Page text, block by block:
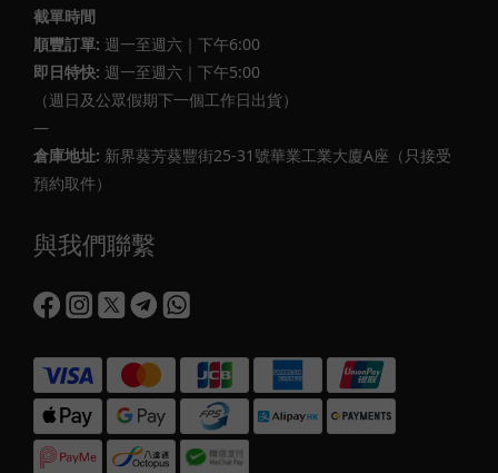
截單時間
順豐訂單: 週一至週六｜下午6:00
即日特快: 週一至週六｜下午5:00
（週日及公眾假期下一個工作日出貨）
—
倉庫地址: 新界葵芳葵豐街25-31號華業工業大廈A座（只接受
預約取件）
與我們聯繫